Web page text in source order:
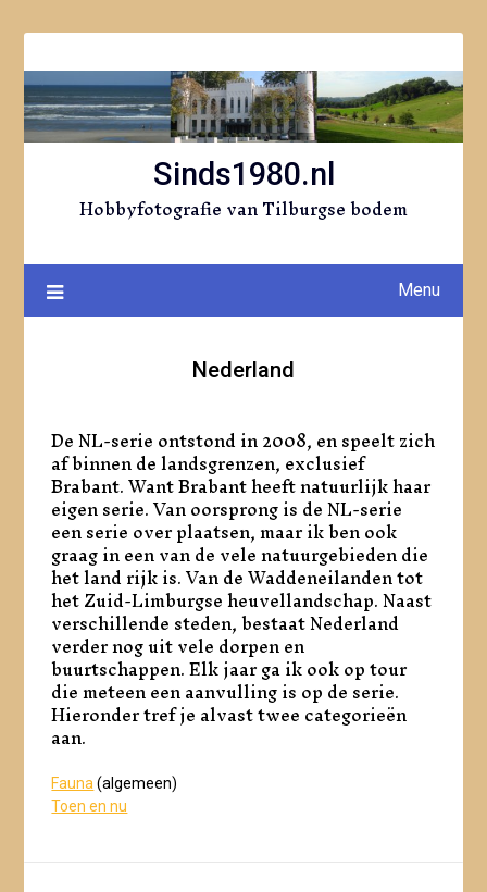
naar
inhoud
Sinds1980.nl
Hobbyfotografie van Tilburgse bodem
Menu
Nederland
De NL-serie ontstond in 2008, en speelt zich
af binnen de landsgrenzen, exclusief
Brabant. Want Brabant heeft natuurlijk haar
eigen serie. Van oorsprong is de NL-serie
een serie over plaatsen, maar ik ben ook
graag in een van de vele natuurgebieden die
het land rijk is. Van de Waddeneilanden tot
het Zuid-Limburgse heuvellandschap. Naast
verschillende steden, bestaat Nederland
verder nog uit vele dorpen en
buurtschappen. Elk jaar ga ik ook op tour
die meteen een aanvulling is op de serie.
Hieronder tref je alvast twee categorieën
aan.
Fauna (algemeen)
Toen en nu